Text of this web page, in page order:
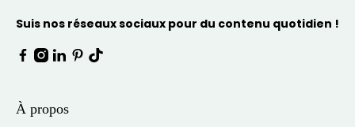
Suis nos réseaux sociaux pour du contenu quotidien !
À propos